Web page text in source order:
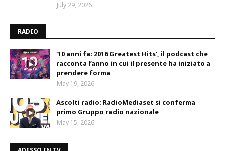
July 29, 2026
RADIO
'10 anni fa: 2016 Greatest Hits', il podcast che
racconta l’anno in cui il presente ha iniziato a
prendere forma
May 19, 2026
Ascolti radio: RadioMediaset si conferma
primo Gruppo radio nazionale
May 15, 2026